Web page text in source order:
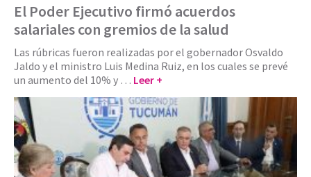
El Poder Ejecutivo firmó acuerdos
salariales con gremios de la salud
Las rúbricas fueron realizadas por el gobernador Osvaldo
Jaldo y el ministro Luis Medina Ruiz, en los cuales se prevé
un aumento del 10% y … Leer +